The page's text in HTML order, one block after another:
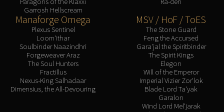
Garrosh Hellscream
Manaforge Omega
Plexus Sentinel
Loom'ithar
Soulbinder Naazindhri
Forgeweaver Araz
The Soul Hunters
Fractillus
Nexus-King Salhadaar
Dimensius, the All-Devouring
MSV / HoF / ToES
The Stone Guard
Feng the Accursed
Gara'jal the Spiritbinder
The Spirit Kings
Elegon
Will of the Emperor
Imperial Vizier Zor'lok
Blade Lord Ta'yak
Garalon
Wind Lord Mel'jarak